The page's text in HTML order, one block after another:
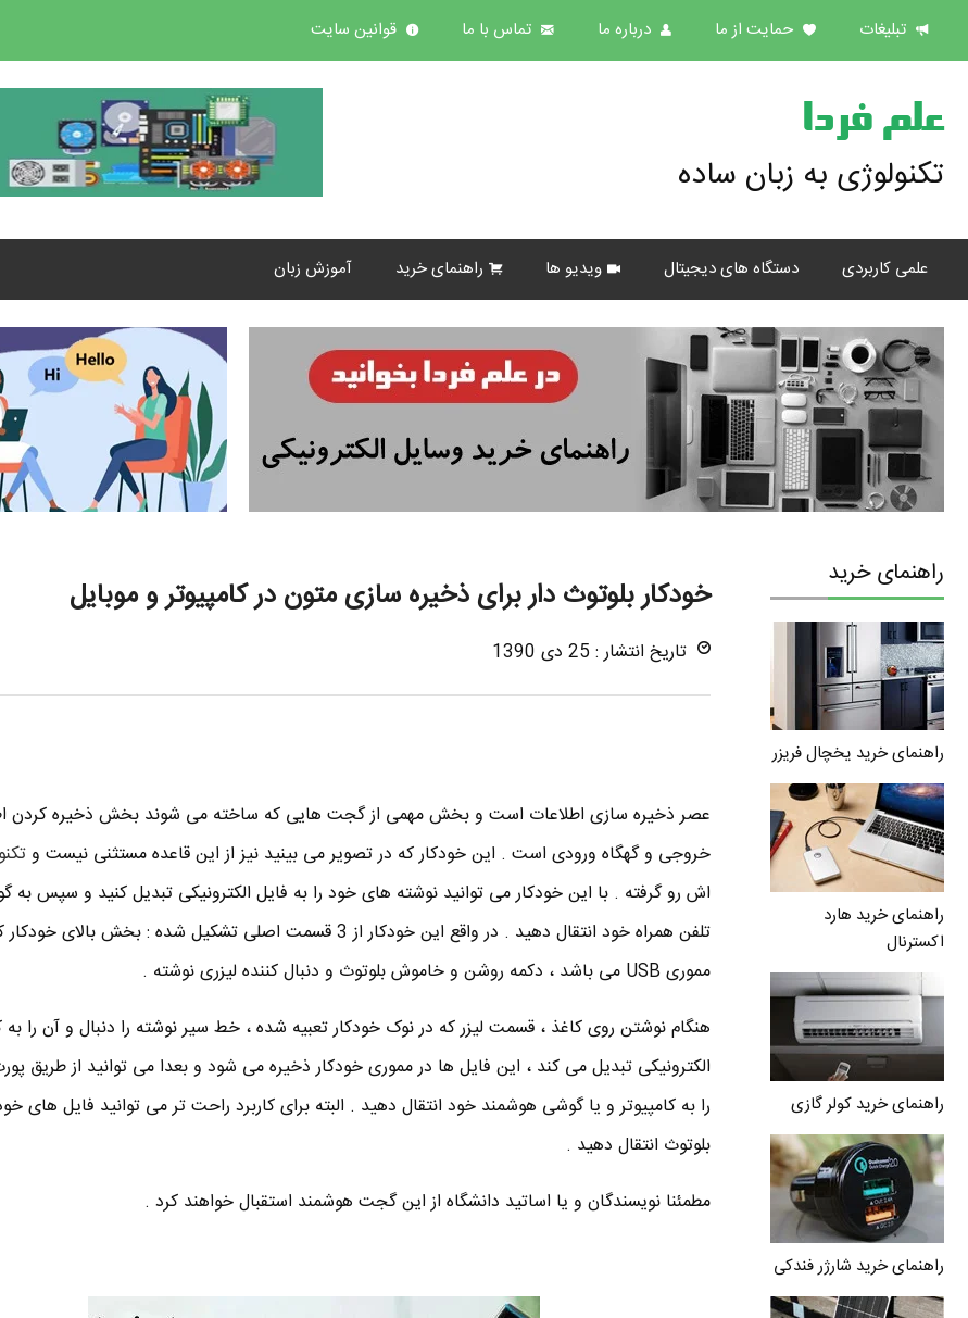
تبلیغات حمایت از ما درباره ما تماس با ما قوانین سایت
علم فردا
تکنولوژی به زبان ساده
علمی کاربردی دستگاه های دیجیتال ویدیو ها راهنمای خرید آموزش زبان
راهنمای خرید
راهنمای خرید یخچال فریزر
راهنمای خرید هارد
اکسترنال
راهنمای خرید کولر گازی
راهنمای خرید شارژر فندکی
خودکار بلوتوث دار برای ذخیره سازی متون در کامپیوتر و موبایل
تاریخ انتشار : 25 دی 1390
عصر ذخیره سازی اطلاعات است و بخش مهمی از گجت هایی که ساخته می شوند بخش ذخیره کردن
خروجی و گهگاه ورودی است . این خودکار که در تصویر می بینید نیز از این قاعده مستثنی نیست و
اش رو گرفته . با این خودکار می توانید نوشته های خود را به فایل الکترونیکی تبدیل کنید و سپس به
تلفن همراه خود انتقال دهید . در واقع این خودکار از 3 قسمت اصلی تشکیل شده : بخش
مموری USB می باشد ، دکمه روشن و خاموش بلوتوث و دنبال کننده لیزری نوشته .
هنگام نوشتن روی کاغذ ، قسمت لیزر که در نوک خودکار تعبیه شده ، خط سیر نوشته را دنبال و آن را به
را به کامپیوتر و یا گوشی هوشمند خود انتقال دهید . البته برای کاربرد راحت تر می توانید فایل های
بلوتوث انتقال دهید .
مطمئنا نویسندگان و یا اساتید دانشگاه از این گجت هوشمند استقبال خواهند کرد .